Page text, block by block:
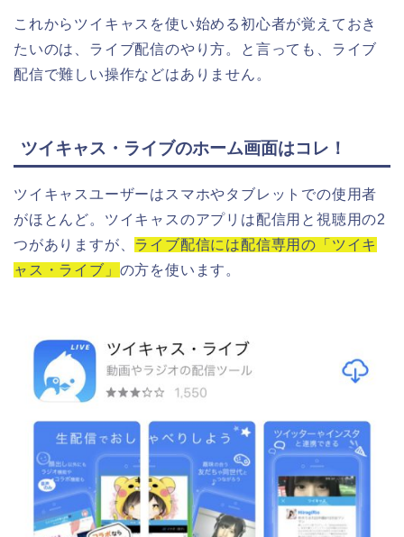
これからツイキャスを使い始める初心者が覚えておき
たいのは、ライブ配信のやり方。と言っても、ライブ
配信で難しい操作などはありません。
ツイキャス・ライブのホーム画面はコレ！
ツイキャスユーザーはスマホやタブレットでの使用者
がほとんど。ツイキャスのアプリは配信用と視聴用の2
つがありますが、 ライブ配信には配信専用の「ツイキ
ャス・ライブ」 の方を使います。